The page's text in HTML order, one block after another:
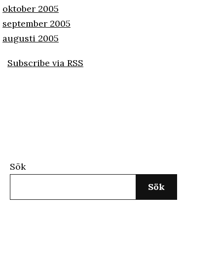
oktober 2005
september 2005
augusti 2005
Subscribe via RSS
Sök
Sök